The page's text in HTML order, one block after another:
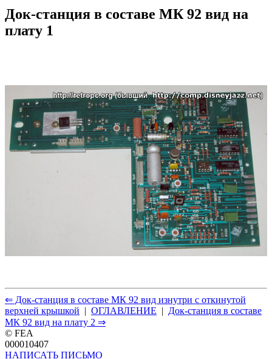
Док-станция в составе МК 92 вид на
плату 1
⇐ Док-станция в составе МК 92 вид изнутри с откинутой
верхней крышкой | ОГЛАВЛЕНИЕ | Док-станция в составе
МК 92 вид на плату 2 ⇒
© FEA
000010407
НАПИСАТЬ ПИСЬМО